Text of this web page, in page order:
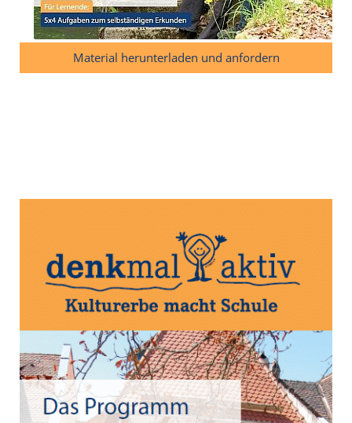
Material herunterladen und anfordern